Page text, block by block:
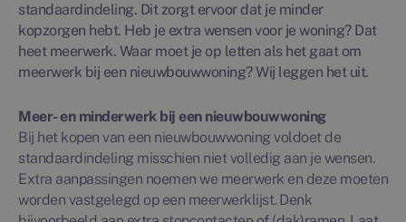
standaardindeling. Dit zorgt ervoor dat je minder
kopzorgen hebt. Heb je extra wensen voor je woning? Dat
heet meerwerk. Waar moet je op letten als het gaat om
meerwerk bij een nieuwbouwwoning? Wij leggen het uit.
Meer- en minderwerk bij een nieuwbouwwoning
Bij het kopen van een nieuwbouwwoning voldoet de
standaardindeling misschien niet volledig aan je wensen.
Extra aanpassingen noemen we meerwerk en deze moeten
worden vastgelegd op een meerwerklijst. Denk